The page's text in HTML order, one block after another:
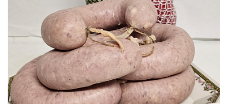
En cochant cette case, vous consentez à recevoir nos propositions
commerciales à l'adresse email indiqué ci-dessus. Vous pouvez vous
désinscrire à tout moment en utilisantle formulaire de désinscription
Inscription